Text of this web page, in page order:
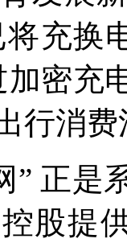
将充换
密充
行消费
” 正是
股提